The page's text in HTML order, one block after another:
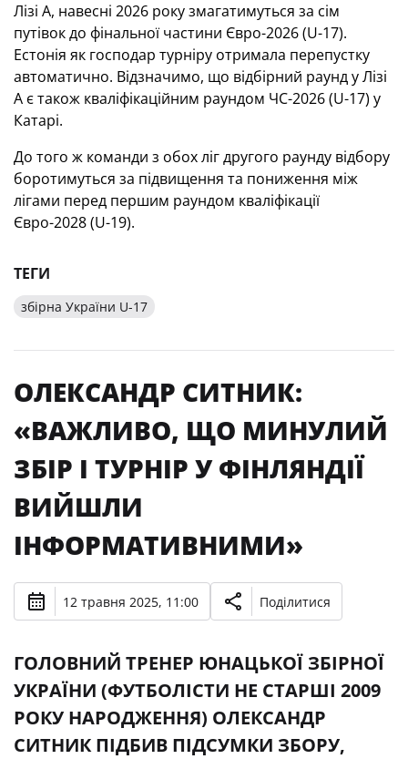
Лізі А, навесні 2026 року змагатимуться за сім
путівок до фінальної частини Євро-2026 (U-17).
Естонія як господар турніру отримала перепустку
автоматично. Відзначимо, що відбірний раунд у Лізі
А є також кваліфікаційним раундом ЧС-2026 (U-17) у
Катарі.
До того ж команди з обох ліг другого раунду відбору
боротимуться за підвищення та пониження між
лігами перед першим раундом кваліфікації
Євро-2028 (U-19).
ТЕГИ
збірна України U-17
ОЛЕКСАНДР СИТНИК:
«ВАЖЛИВО, ЩО МИНУЛИЙ
ЗБІР І ТУРНІР У ФІНЛЯНДІЇ
ВИЙШЛИ
ІНФОРМАТИВНИМИ»
12 травня 2025, 11:00 Поділитися
ГОЛОВНИЙ ТРЕНЕР ЮНАЦЬКОЇ ЗБІРНОЇ
УКРАЇНИ (ФУТБОЛІСТИ НЕ СТАРШІ 2009
РОКУ НАРОДЖЕННЯ) ОЛЕКСАНДР
СИТНИК ПІДБИВ ПІДСУМКИ ЗБОРУ,